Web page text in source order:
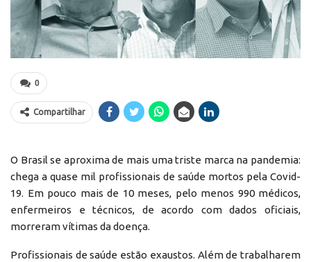
0
Compartilhar
O Brasil se aproxima de mais uma triste marca na pandemia:
chega a quase mil profissionais de saúde mortos pela Covid-
19. Em pouco mais de 10 meses, pelo menos 990 médicos,
enfermeiros e técnicos, de acordo com dados oficiais,
morreram vítimas da doença.
Profissionais de saúde estão exaustos. Além de trabalharem